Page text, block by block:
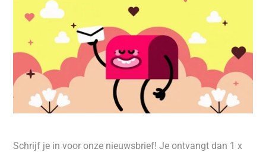
Schrijf je in voor onze nieuwsbrief! Je ontvangt dan 1 x